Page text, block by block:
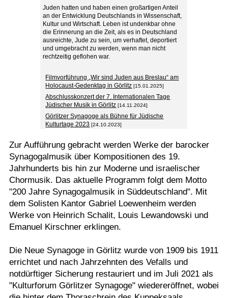
Juden hatten und haben einen großartigen Anteil
an der Entwicklung Deutschlands in Wissenschaft,
Kultur und Wirtschaft. Leben ist undenkbar ohne
die Erinnerung an die Zeit, als es in Deutschland
ausreichte, Jude zu sein, um verhaftet, deportiert
und umgebracht zu werden, wenn man nicht
rechtzeitig geflohen war.
Filmvorführung „Wir sind Juden aus Breslau“ am
Holocaust-Gedenktag in Görlitz [15.01.2025]
Abschlusskonzert der 7. Internationalen Tage
Jüdischer Musik in Görlitz [14.11.2024]
Görlitzer Synagoge als Bühne für Jüdische
Kulturtage 2023 [24.10.2023]
Zur Aufführung gebracht werden Werke der barocker
Synagogalmusik über Kompositionen des 19.
Jahrhunderts bis hin zur Moderne und israelischer
Chormusik. Das aktuelle Programm folgt dem Motto
"200 Jahre Synagogalmusik in Süddeutschland". Mit
dem Solisten Kantor Gabriel Loewenheim werden
Werke von Heinrich Schalit, Louis Lewandowski und
Emanuel Kirschner erklingen.
Die Neue Synagoge in Görlitz wurde von 1909 bis 1911
errichtet und nach Jahrzehnten des Vefalls und
notdürftiger Sicherung restauriert und im Juli 2021 als
"Kulturforum Görlitzer Synagoge" wiedereröffnet, wobei